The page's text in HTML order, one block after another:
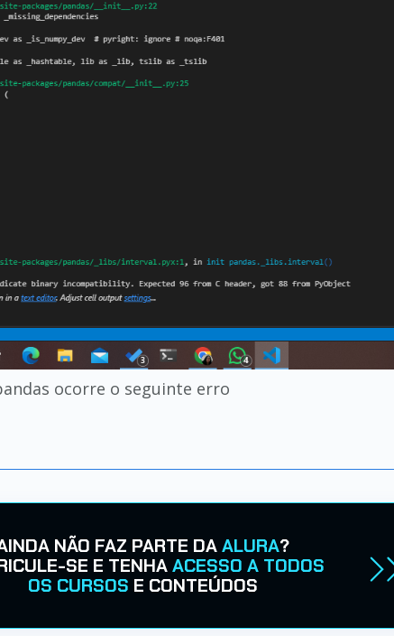
ocorre o seguinte erro
NÃO FAZ PARTE DAALURA?
SE E TENHAACESSO A TODOS
OS CURSOS E CONTEÚDOS